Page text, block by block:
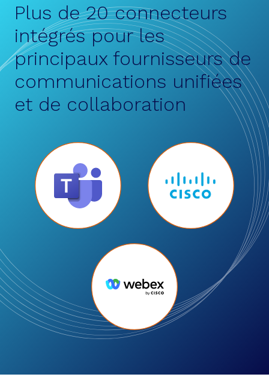
Plus de 20 connecteurs
intégrés pour les
principaux fournisseurs de
communications unifiées
et de collaboration